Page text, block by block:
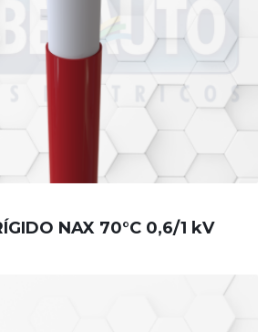
NAX 70°C 0,6/1 kV